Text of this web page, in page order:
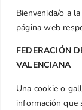
Bienvenida/o a
página web
FEDERACIÓN
VALENCIANA
Una cookie o
información que